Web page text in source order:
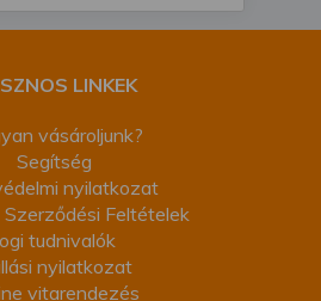
LINKEK
vásároljunk?
Segítség
nyilatkozat
Feltételek
tudnivalók
nyilatkozat
vitarendezés